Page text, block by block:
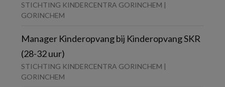
STICHTING KINDERCENTRA GORINCHEM |
GORINCHEM
Manager Kinderopvang bij Kinderopvang SKR
(28-32 uur)
STICHTING KINDERCENTRA GORINCHEM |
GORINCHEM